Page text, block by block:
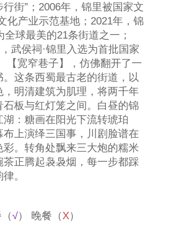
街”；2006年，锦里被国家文
化产业示范基地；2021年，锦
全球最美的21条街道之一；
武侯祠·锦里入选为首批国家
【宽窄巷子】，仿佛翻开了一
这条西蜀最古老的街道，以
，明清建筑为肌理，将两千年
石板与红灯笼之间。白昼的锦
湖：糖画在阳光下流转琥珀
上演绎三国事，川剧脸谱在
。转角处飘来三大炮的糯米
正腾起袅袅烟，每一步都踩
。
√） 晚餐（X）